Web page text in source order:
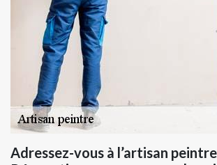
Adressez-vous à l’artisan